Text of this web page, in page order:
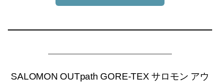
SALOMON OUTpath GORE-TEX サロモン アウ